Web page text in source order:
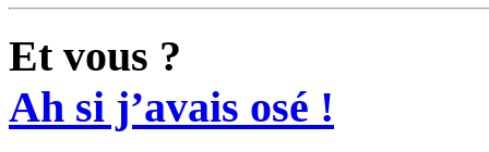
Et vous ?
Ah si j’avais osé !